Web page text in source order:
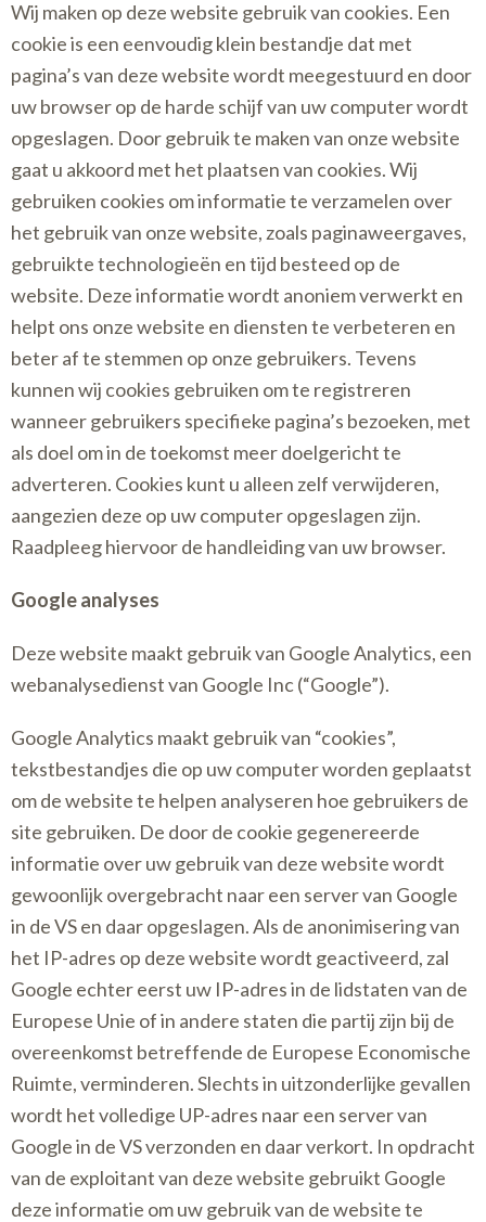
Wij maken op deze website gebruik van cookies. Een
cookie is een eenvoudig klein bestandje dat met
pagina’s van deze website wordt meegestuurd en door
uw browser op de harde schijf van uw computer wordt
opgeslagen. Door gebruik te maken van onze website
gaat u akkoord met het plaatsen van cookies. Wij
gebruiken cookies om informatie te verzamelen over
het gebruik van onze website, zoals paginaweergaves,
gebruikte technologieën en tijd besteed op de
website. Deze informatie wordt anoniem verwerkt en
helpt ons onze website en diensten te verbeteren en
beter af te stemmen op onze gebruikers. Tevens
kunnen wij cookies gebruiken om te registreren
wanneer gebruikers specifieke pagina’s bezoeken, met
als doel om in de toekomst meer doelgericht te
adverteren. Cookies kunt u alleen zelf verwijderen,
aangezien deze op uw computer opgeslagen zijn.
Raadpleeg hiervoor de handleiding van uw browser.
Google analyses
Deze website maakt gebruik van Google Analytics, een
webanalysedienst van Google Inc (“Google”).
Google Analytics maakt gebruik van “cookies”,
tekstbestandjes die op uw computer worden geplaatst
om de website te helpen analyseren hoe gebruikers de
site gebruiken. De door de cookie gegenereerde
informatie over uw gebruik van deze website wordt
gewoonlijk overgebracht naar een server van Google
in de VS en daar opgeslagen. Als de anonimisering van
het IP-adres op deze website wordt geactiveerd, zal
Google echter eerst uw IP-adres in de lidstaten van de
Europese Unie of in andere staten die partij zijn bij de
overeenkomst betreffende de Europese Economische
Ruimte, verminderen. Slechts in uitzonderlijke gevallen
wordt het volledige UP-adres naar een server van
Google in de VS verzonden en daar verkort. In opdracht
van de exploitant van deze website gebruikt Google
deze informatie om uw gebruik van de website te